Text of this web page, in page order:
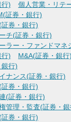
)
個人営業・リテ
証券・銀行)
券・銀行)
チ(証券・銀行)
ラー・ファンドマネ
)
M&A(証券・銀行)
行)
ナンス(証券・銀行)
券・銀行)
(証券・銀行)
管理・監査(証券・
券・銀行)